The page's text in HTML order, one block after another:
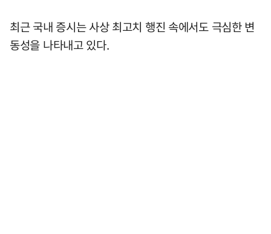
최근 국내 증시는 사상 최고치 행진 속에서도 극심한 변
동성을 나타내고 있다.